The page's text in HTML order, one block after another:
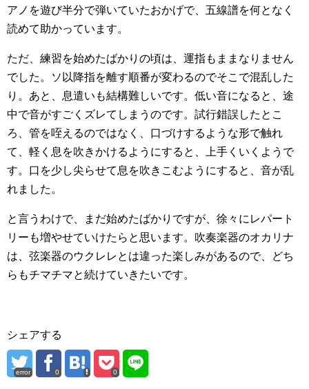
アノを遊び半分で弾いていたおかげで、五線譜を何となく
読めて助かっています。
ただ、練習を始めたばかりの頃は、運指もままなりません
でした。ソ以降指を離す順番が変わるのでそこで混乱した
り。あと、息遣いも結構難しいです。低い音になると、途
中で音がすごくズレてしまうのです。試行錯誤したとこ
ろ、管を咥えるのではなく、口づけするような形で触れ
て、軽く息を吹きかけるようにすると、上手くいくようで
す。口を少し尖らせて息を吹きこむようにすると、音が乱
れました。
と言うわけで、まだ始めたばかりですが、徐々にレパート
リーも増やせていけたらと思います。吹奏楽器のオカリナ
は、弦楽器のウクレレとは違った楽しみがあるので、どち
らもチマチマと続けていきたいです。
シェアする
error 0 0